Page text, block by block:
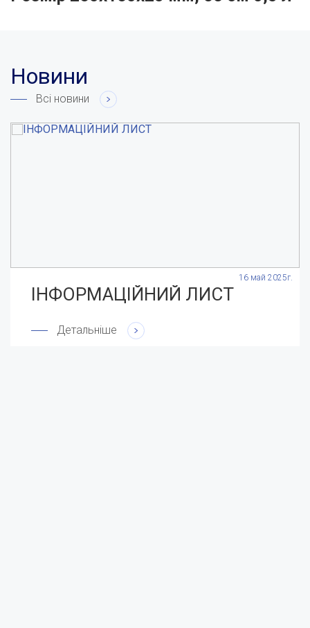
Новини
Всі новини
16 май 2025г.
ІНФОРМАЦІЙНИЙ ЛИСТ
Детальніше